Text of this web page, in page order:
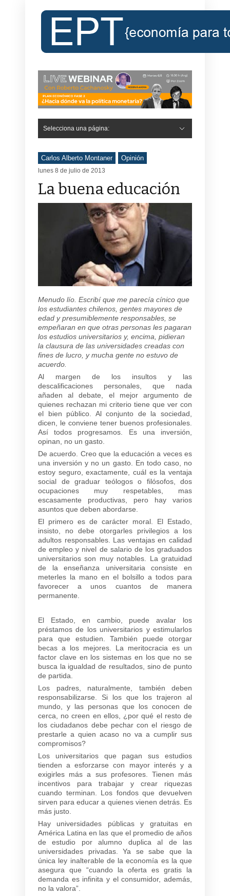
Selecciona una página:
Carlos Alberto Montaner Opinión
lunes 8 de julio de 2013
La buena educación
Menudo lío. Escribí que me parecía cínico que
los estudiantes chilenos, gentes mayores de
edad y presumiblemente responsables, se
empeñaran en que otras personas les pagaran
los estudios universitarios y, encima, pidieran
la clausura de las universidades creadas con
fines de lucro, y mucha gente no estuvo de
acuerdo.
Al margen de los insultos y las
descalificaciones personales, que nada
añaden al debate, el mejor argumento de
quienes rechazan mi criterio tiene que ver con
el bien público. Al conjunto de la sociedad,
dicen, le conviene tener buenos profesionales.
Así todos progresamos. Es una inversión,
opinan, no un gasto.
De acuerdo. Creo que la educación a veces es
una inversión y no un gasto. En todo caso, no
estoy seguro, exactamente, cuál es la ventaja
social de graduar teólogos o filósofos, dos
ocupaciones muy respetables, mas
escasamente productivas, pero hay varios
asuntos que deben abordarse.
El primero es de carácter moral. El Estado,
insisto, no debe otorgarles privilegios a los
adultos responsables. Las ventajas en calidad
de empleo y nivel de salario de los graduados
universitarios son muy notables. La gratuidad
de la enseñanza universitaria consiste en
meterles la mano en el bolsillo a todos para
favorecer a unos cuantos de manera
permanente.
El Estado, en cambio, puede avalar los
préstamos de los universitarios y estimularlos
para que estudien. También puede otorgar
becas a los mejores. La meritocracia es un
factor clave en los sistemas en los que no se
busca la igualdad de resultados, sino de punto
de partida.
Los padres, naturalmente, también deben
responsabilizarse. Si los que los trajeron al
mundo, y las personas que los conocen de
cerca, no creen en ellos, ¿por qué el resto de
los ciudadanos debe pechar con el riesgo de
prestarle a quien acaso no va a cumplir sus
compromisos?
Los universitarios que pagan sus estudios
tienden a esforzarse con mayor interés y a
exigirles más a sus profesores. Tienen más
incentivos para trabajar y crear riquezas
cuando terminan. Los fondos que devuelven
sirven para educar a quienes vienen detrás. Es
más justo.
Hay universidades públicas y gratuitas en
América Latina en las que el promedio de años
de estudio por alumno duplica al de las
universidades privadas. Ya se sabe que la
única ley inalterable de la economía es la que
asegura que “cuando la oferta es gratis la
demanda es infinita y el consumidor, además,
no la valora”.